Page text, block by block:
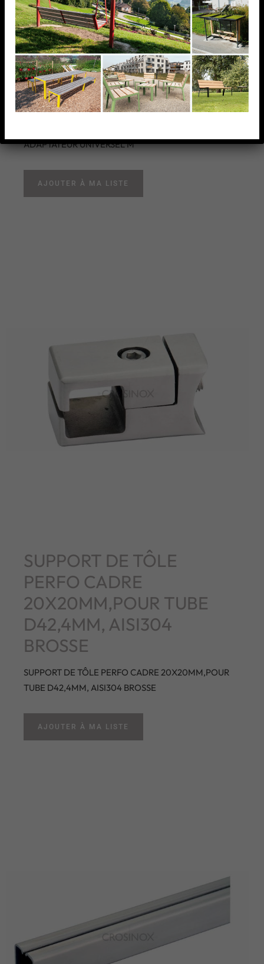
ADAPTATEUR
UNIVERSEL M
ADAPTATEUR UNIVERSEL M
AJOUTER À MA LISTE
SUPPORT DE TÔLE
PERFO CADRE
20X20MM,POUR TUBE
D42,4MM, AISI304
BROSSE
SUPPORT DE TÔLE PERFO CADRE 20X20MM,POUR
TUBE D42,4MM, AISI304 BROSSE
AJOUTER À MA LISTE